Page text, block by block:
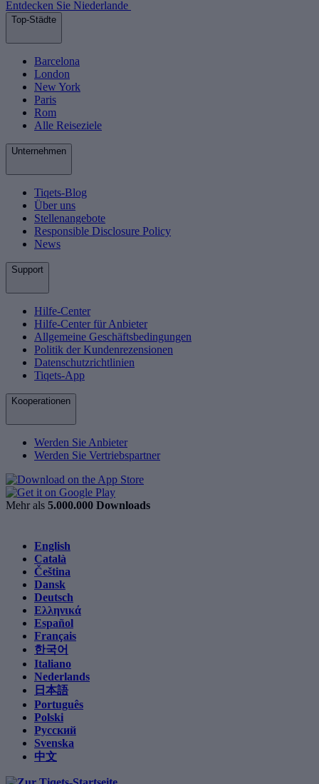
Entdecken Sie Niederlande
Top-Städte
Barcelona
London
New York
Paris
Rom
Alle Reiseziele
Unternehmen
Tiqets-Blog
Über uns
Stellenangebote
Responsible Disclosure Policy
News
Support
Hilfe-Center
Hilfe-Center für Anbieter
Allgemeine Geschäftsbedingungen
Politik der Kundenrezensionen
Datenschutzrichtlinien
Tiqets-App
Kooperationen
Werden Sie Anbieter
Werden Sie Vertriebspartner
Mehr als 5.000.000 Downloads
English
Català
Čeština
Dansk
Deutsch
Ελληνικά
Español
Français
한국어
Italiano
Nederlands
日本語
Português
Polski
Русский
Svenska
中文